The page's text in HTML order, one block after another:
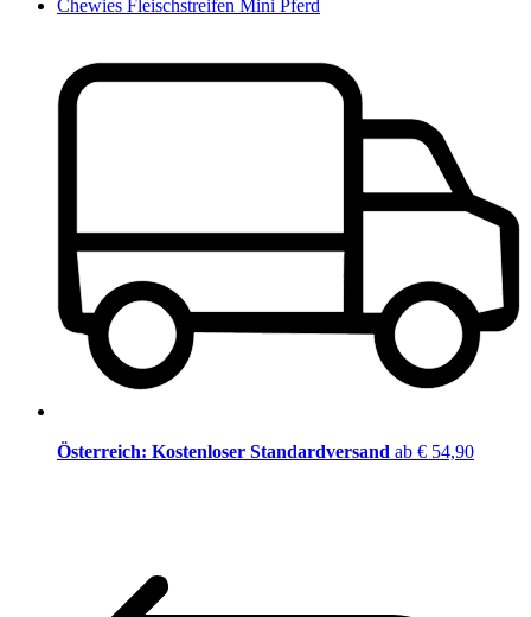
Chewies Fleischstreifen Mini Pferd
Österreich: Kostenloser Standardversand ab € 54,90